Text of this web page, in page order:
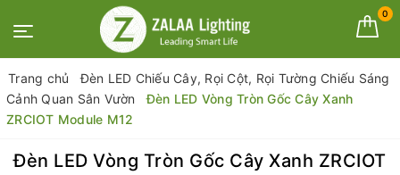
0
Trang chủ
Đèn LED Chiếu Cây, Rọi Cột, Rọi Tường Chiếu Sáng
Cảnh Quan Sân Vườn
Đèn LED Vòng Tròn Gốc Cây Xanh
ZRCIOT Module M12
Đèn LED Vòng Tròn Gốc Cây Xanh ZRCIOT